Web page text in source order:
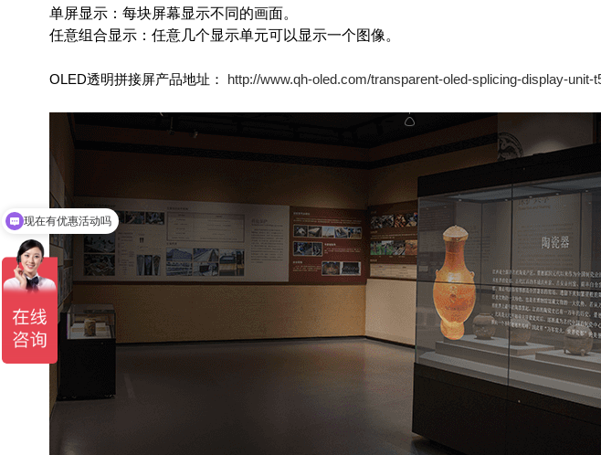
单屏显示：每块屏幕显示不同的画面。
任意组合显示：任意几个显示单元可以显示一个图像。
OLED透明拼接屏产品地址： http://www.qh-oled.com/transparent-oled-splicing-display-unit-
现在有优惠活动吗